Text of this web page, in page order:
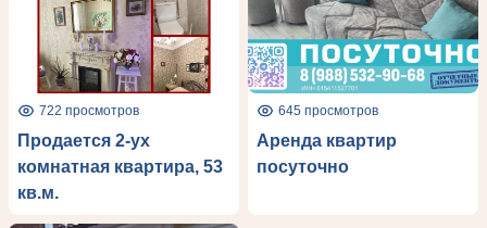
722 просмотров
Продается 2-ух
комнатная квартира, 53
кв.м.
645 просмотров
Аренда квартир
посуточно